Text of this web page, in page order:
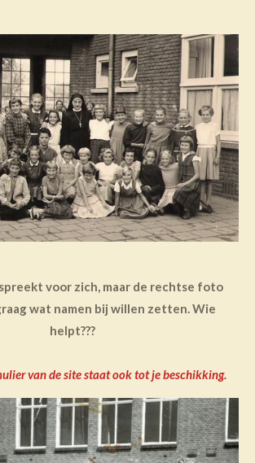
voor zich, maar de rechtse foto
wat namen bij willen zetten. Wie
helpt???
van de site staat ook tot je beschikking.